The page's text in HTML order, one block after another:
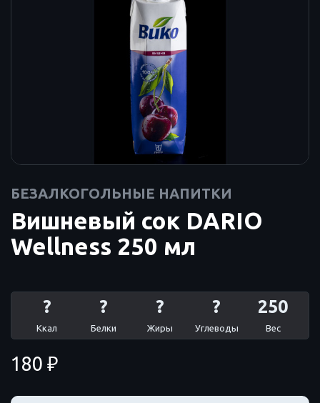
БЕЗАЛКОГОЛЬНЫЕ НАПИТКИ
Вишневый сок DARIO
Wellness 250 мл
? ? ? ? 250
Ккал Белки Жиры Углеводы Вес
180 ₽